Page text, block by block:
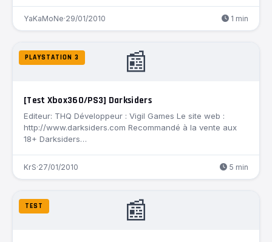
YaKaMoNe·29/01/2010 1 min
📰
PLAYSTATION 3
[Test Xbox360/PS3] Darksiders
Editeur: THQ Développeur : Vigil Games Le site web :
http://www.darksiders.com Recommandé à la vente aux
18+ Darksiders…
KrS·27/01/2010 5 min
📰
TEST